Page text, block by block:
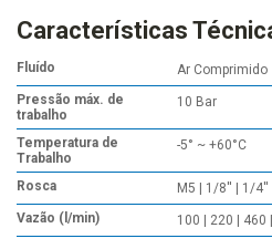
Características
Fluído
Ar Comprimido
Pressão máx. de
trabalho
10 Bar
Temperatura de
Trabalho
-5° ~ +60°C
Rosca
M5 | 1/8'' | 1/
Vazão (l/min)
100 | 220 | 460